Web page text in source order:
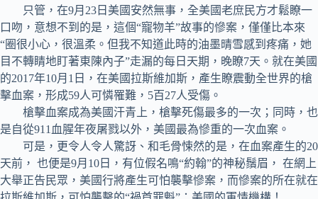
只管，在9月23日美國安然無事，全美國老庶民方才鬆瞭一
口吻，意想不到的是，這個“寵物羊”故事的慘案，僅僅比本來
“圈很小心，很溫柔。但我不知道此時的油墨晴雪感到疼痛，她
目不轉睛地盯著東陳內子”走漏的每日天期，晚瞭7天。就在美國
的2017年10月1日，在美國拉斯維加斯，產生瞭震動全世界的槍
擊血案，形成59人可憐罹難，5百27人受傷。
槍擊血案成為美國汗青上，槍擊死傷最多的一次；同時，也
是自從911血腥年夜屠戮以外，美國最為慘重的一次血案。
可是，更令人令人驚訝、和毛骨悚然的是，在血案產生的20
天前， 也便是9月10日，有位假名鳴“約翰”的神秘鬚眉， 在網上
大舉正告民眾，美國行將產生可怕襲擊慘案，而慘案的所在就在